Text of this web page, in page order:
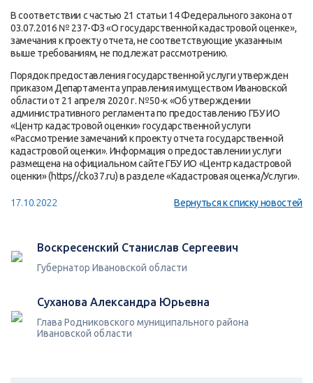
В соответствии с частью 21 статьи 14 Федерального закона от
03.07.2016 № 237-ФЗ «О государственной кадастровой оценке»,
замечания к проекту отчета, не соответствующие указанным
выше требованиям, не подлежат рассмотрению.
Порядок предоставления государственной услуги утвержден
приказом Департамента управления имуществом Ивановской
области от 21 апреля 2020 г. №50-к «Об утверждении
административного регламента по предоставлению ГБУ ИО
«Центр кадастровой оценки» государственной услуги
«Рассмотрение замечаний к проекту отчета государственной
кадастровой оценки». Информация о предоставлении услуги
размещена на официальном сайте ГБУ ИО «Центр кадастровой
оценки» (https//cko37.ru) в разделе «Кадастровая оценка/Услуги».
17.10.2022 Вернуться к списку новостей
Воскресенский Станислав Сергеевич
Губернатор Ивановской области
Суханова Александра Юрьевна
Глава Родниковского муниципального района
Ивановской области